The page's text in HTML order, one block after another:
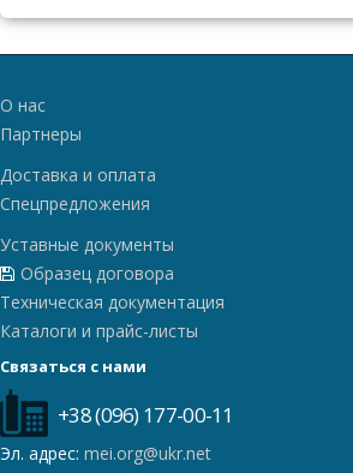
О нас
Партнеры
Доставка и оплата
Спецпредложения
Уставные документы
Образец договора
Техническая документация
Каталоги и прайс-листы
Связаться с нами
+38 (096) 177-00-11
Эл. адрес: mei.org@ukr.net